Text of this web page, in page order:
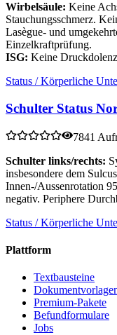
Wirbelsäule: Keine
Stauchungsschmerz.
Lasègue- und
Einzelkraftprüfung.
ISG: Keine
Status / Körperliche
Schulter Status
7841
Schulter links/rechts:
insbesondere dem
Innen-/Aussenrotation
negativ. Periphere
Status / Körperliche
Plattform
Textbausteine
Premium-Pakete
Befundformulare
Jobs